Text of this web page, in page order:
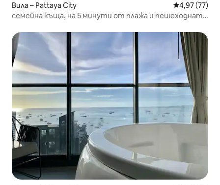
Вила – Pattaya City Средна
4,97 (77)
семейна къща, на 5 минути от плажа и пешеходната